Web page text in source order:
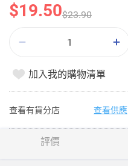
$19.50$23.90
加入我的購物清單
查看有貨分店 查看供應
評價